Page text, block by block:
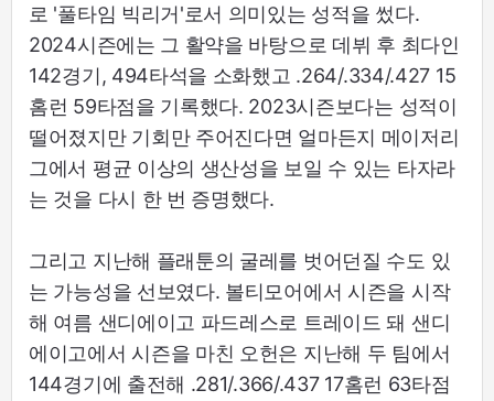
로 '풀타임 빅리거'로서 의미있는 성적을 썼다.
2024시즌에는 그 활약을 바탕으로 데뷔 후 최다인
142경기, 494타석을 소화했고 .264/.334/.427 15
홈런 59타점을 기록했다. 2023시즌보다는 성적이
떨어졌지만 기회만 주어진다면 얼마든지 메이저리
그에서 평균 이상의 생산성을 보일 수 있는 타자라
는 것을 다시 한 번 증명했다.
그리고 지난해 플래툰의 굴레를 벗어던질 수도 있
는 가능성을 선보였다. 볼티모어에서 시즌을 시작
해 여름 샌디에이고 파드레스로 트레이드 돼 샌디
에이고에서 시즌을 마친 오헌은 지난해 두 팀에서
144경기에 출전해 .281/.366/.437 17홈런 63타점